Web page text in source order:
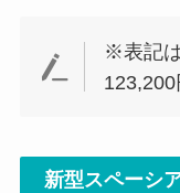
※表記
123,200
新型スペーシ